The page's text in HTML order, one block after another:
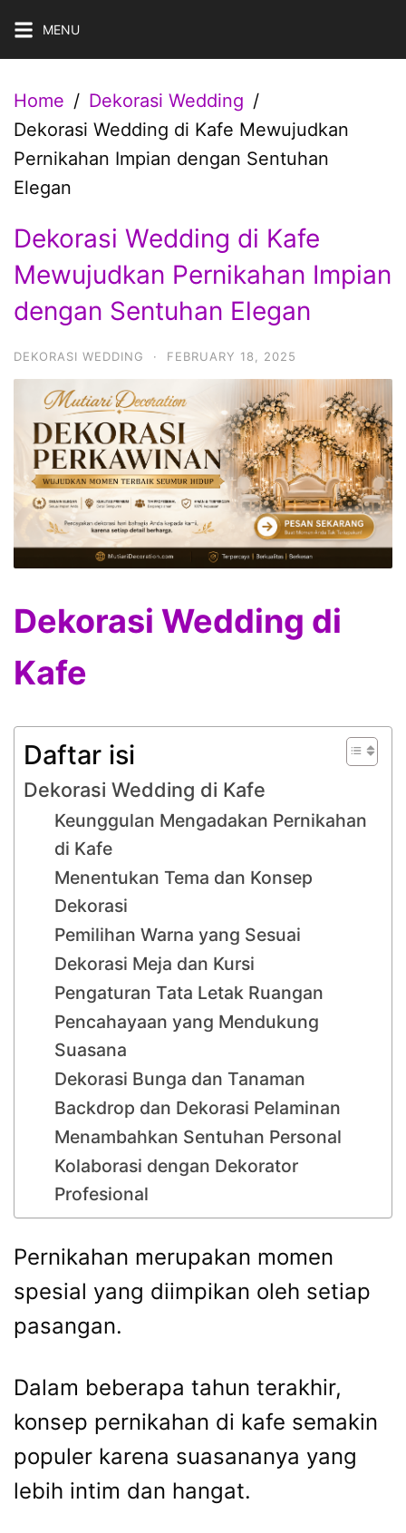
Skip
MENU
Home
Dekorasi Wedding
Dekorasi Wedding di Kafe Mewujudkan
Pernikahan Impian dengan Sentuhan
Elegan
Dekorasi Wedding di Kafe
Mewujudkan Pernikahan Impian
dengan Sentuhan Elegan
DEKORASI WEDDING · FEBRUARY 18, 2025
Dekorasi Wedding di
Kafe
Daftar isi
Dekorasi Wedding di Kafe
Keunggulan Mengadakan Pernikahan
di Kafe
Menentukan Tema dan Konsep
Dekorasi
Pemilihan Warna yang Sesuai
Dekorasi Meja dan Kursi
Pengaturan Tata Letak Ruangan
Pencahayaan yang Mendukung
Suasana
Dekorasi Bunga dan Tanaman
Backdrop dan Dekorasi Pelaminan
Menambahkan Sentuhan Personal
Kolaborasi dengan Dekorator
Profesional
Pernikahan merupakan momen
spesial yang diimpikan oleh setiap
pasangan.
Dalam beberapa tahun terakhir,
konsep pernikahan di kafe semakin
populer karena suasananya yang
lebih intim dan hangat.